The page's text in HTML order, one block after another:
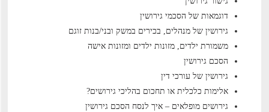
דוגמאות של הסכמי גירושין
גירושין של מנהלים, בכירים במשק ובני/בנות זוגם
משמורת ילדים, מזונות ילדים ומזונות אישה
הסכם גירושין
גירושין של עורכי דין
אלימות כלכלית או תחכום בהליכי גירושים?
גירושים מופלאים – איך לנסח הסכם גירושין